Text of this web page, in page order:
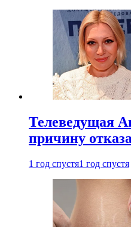
Телеведущая
причину
1 год спустя1 год спустя